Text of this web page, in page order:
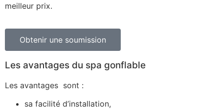
meilleur prix.
Obtenir une soumission
Les avantages du spa gonflable
Les avantages sont :
sa facilité d’installation,